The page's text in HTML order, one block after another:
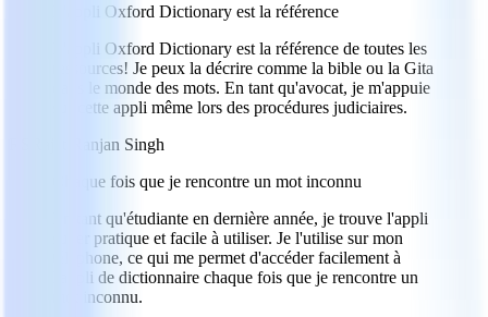
L'appli Oxford Dictionary est la référence
L'appli Oxford Dictionary est la référence de toutes les
ressources! Je peux la décrire comme la bible ou la Gita
dans le monde des mots. En tant qu'avocat, je m'appuie
sur cette appli même lors des procédures judiciaires.
Rajat Ranjan Singh
Chaque fois que je rencontre un mot inconnu
En tant qu'étudiante en dernière année, je trouve l'appli
super pratique et facile à utiliser. Je l'utilise sur mon
téléphone, ce qui me permet d'accéder facilement à
l'appli de dictionnaire chaque fois que je rencontre un
mot inconnu.